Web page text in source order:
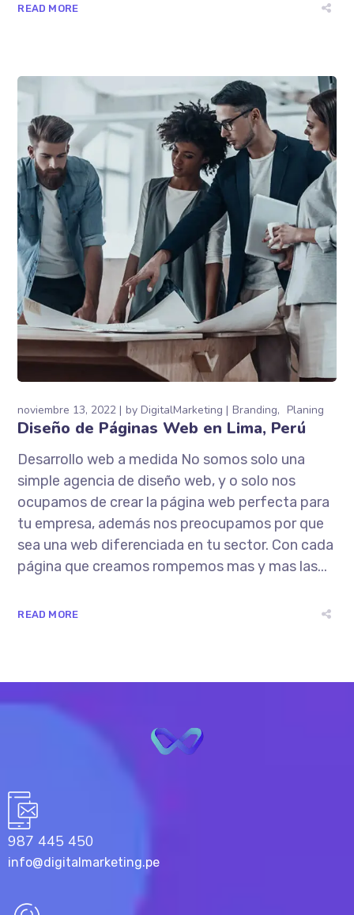
READ MORE
noviembre 13, 2022 byDigitalMarketing Branding Planing
Diseño de Páginas Web en Lima, Perú
Desarrollo web a medida No somos solo una
simple agencia de diseño web, y o solo nos
ocupamos de crear la página web perfecta para
tu empresa, además nos preocupamos por que
sea una web diferenciada en tu sector. Con cada
página que creamos rompemos mas y mas las...
READ MORE
987 445 450
info@digitalmarketing.pe